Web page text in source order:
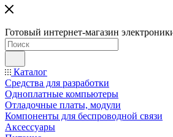
Готовый интернет-магазин
Каталог
Средства для разработки
Одноплатные компьютеры
Отладочные платы, модули
Компоненты для беспроводной связи
Аксессуары